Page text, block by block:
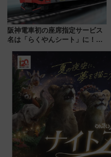
阪神電車初の座席指定サービス
名は「らくやんシート」に！新
を快適移動